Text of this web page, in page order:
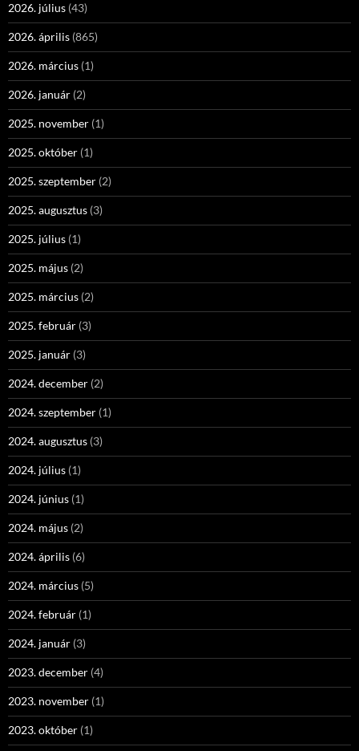
2026. július (43)
2026. április (865)
2026. március (1)
2026. január (2)
2025. november (1)
2025. október (1)
2025. szeptember (2)
2025. augusztus (3)
2025. július (1)
2025. május (2)
2025. március (2)
2025. február (3)
2025. január (3)
2024. december (2)
2024. szeptember (1)
2024. augusztus (3)
2024. július (1)
2024. június (1)
2024. május (2)
2024. április (6)
2024. március (5)
2024. február (1)
2024. január (3)
2023. december (4)
2023. november (1)
2023. október (1)